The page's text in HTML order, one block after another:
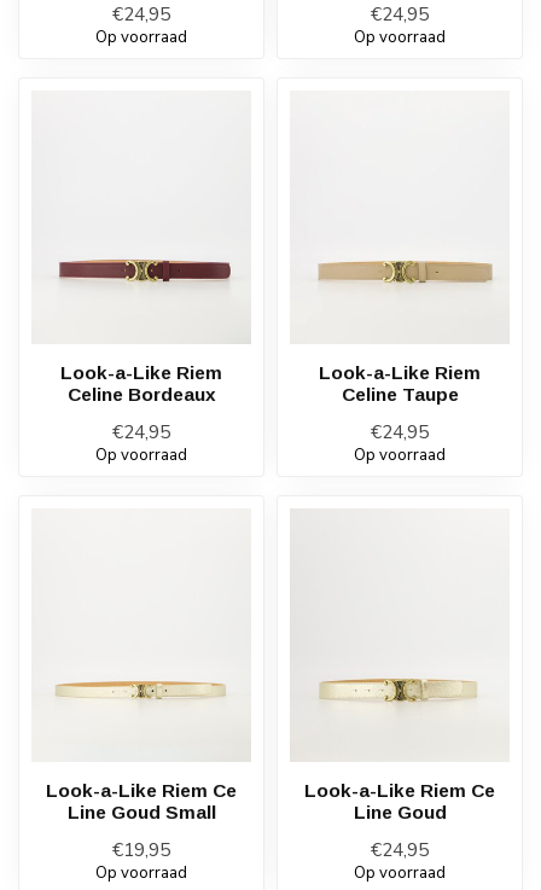
€24,95
Op voorraad
€24,95
Op voorraad
Look-a-Like Riem
Celine Bordeaux
€24,95
Op voorraad
Look-a-Like Riem
Celine Taupe
€24,95
Op voorraad
Look-a-Like Riem Ce
Line Goud Small
€19,95
Op voorraad
Look-a-Like Riem Ce
Line Goud
€24,95
Op voorraad